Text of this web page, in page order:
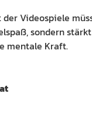
Videospiele
sondern
mentale Kraft.